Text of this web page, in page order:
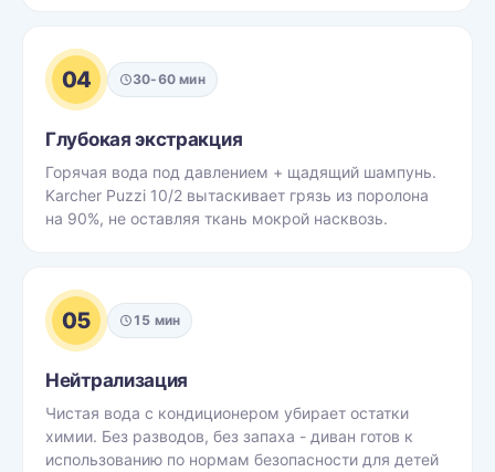
04 30-60 мин
Глубокая экстракция
Горячая вода под давлением + щадящий шампунь.
Karcher Puzzi 10/2 вытаскивает грязь из поролона
на 90%, не оставляя ткань мокрой насквозь.
05 15 мин
Нейтрализация
Чистая вода с кондиционером убирает остатки
химии. Без разводов, без запаха - диван готов к
использованию по нормам безопасности для детей